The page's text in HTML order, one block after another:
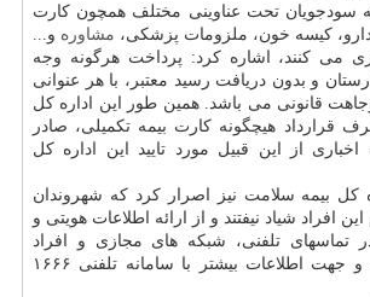
سودجویان تحت عناوینی مختلف همچون كارت
دارو، كیسه خون، ملزومات پزشكی، مشاوره و...
می كنند، اشاره كرد: پرداخت هرگونه وجه
و بدون دریافت رسید معتبر، با هر عنوانی
قانونی می باشد. همین طور این اداره كل
قرارداد هیچگونه كارت بیمه تكمیلی، صادر
از این قبیل مورد تایید این اداره كل
كل بیمه سلامت نیز اصرار كرد كه شهروندان
افراد شیاد نیفتند و از ارائه اطلاعات هویتی و
تماسهای تلفنی، شبكه های مجازی و افراد
متفرقه اجتناب كنند و جهت اطلاعات بیشتر با سامانه تلفنی ۱۶۶۶